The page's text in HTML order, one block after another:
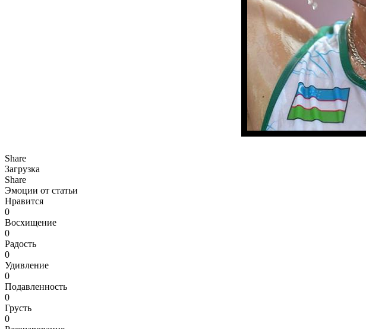
Share
Загрузка
Share
Эмоции от статьи
Нравится
0
Восхищение
0
Радость
0
Удивление
0
Подавленность
0
Грусть
0